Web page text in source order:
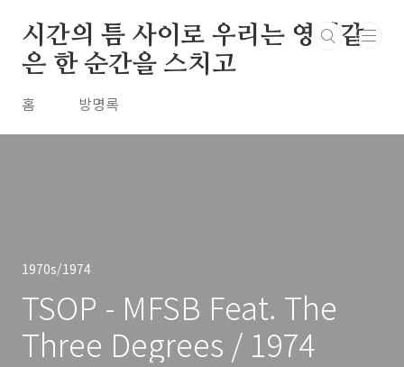
시간의 틈 사이로 우리는 영원같
은 한 순간을 스치고
홈 방명록
1970s/1974
TSOP - MFSB Feat. The
Three Degrees / 1974